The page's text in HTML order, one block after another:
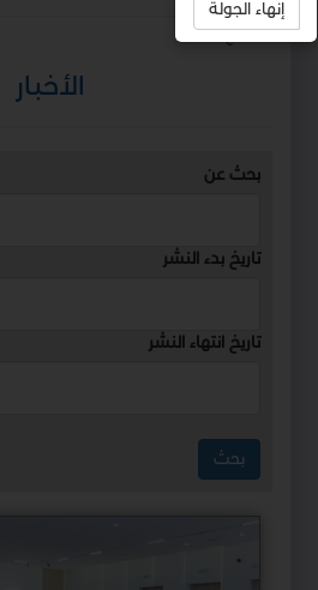
استمع
الأخبار
بحث عن
تاريخ بدء النشر
تاريخ انتهاء النشر
إنهاء الجولة